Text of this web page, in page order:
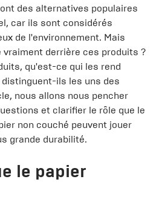
des alternatives populaires
car ils sont considérés
de l'environnement. Mais
derrière ces produits ?
qu'est-ce qui les rend
ils les uns des
nous allons nous pencher
et clarifier le rôle que le
non couché peuvent jouer
grande durabilité.
le papier